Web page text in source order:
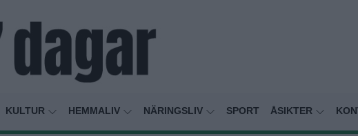
KULTUR HEMMALIV NÄRINGSLIV SPORT ÅSIKTER